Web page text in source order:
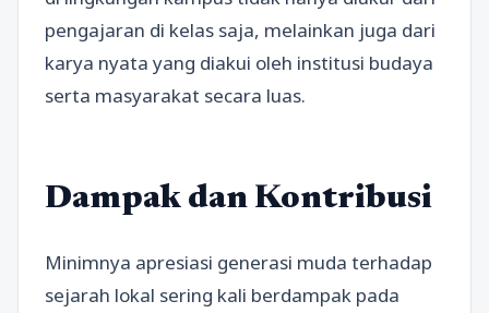
pengajaran di kelas saja, melainkan juga dari
karya nyata yang diakui oleh institusi budaya
serta masyarakat secara luas.
Dampak dan Kontribusi
Minimnya apresiasi generasi muda terhadap
sejarah lokal sering kali berdampak pada